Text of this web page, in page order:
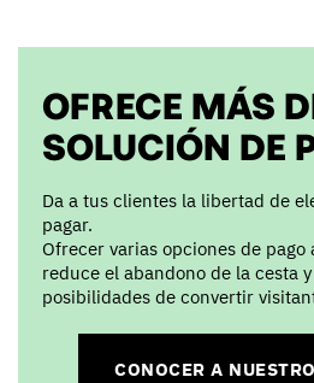
OFRECE MÁS
SOLUCIÓN DE
Da a tus clientes la libertad de
pagar.
Ofrecer varias opciones de
reduce el abandono de la cesta
posibilidades de convertir
CONOCER A